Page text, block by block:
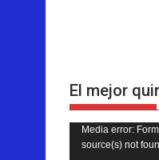
El mejor
Reproductor
de
Media error:
source(s) not